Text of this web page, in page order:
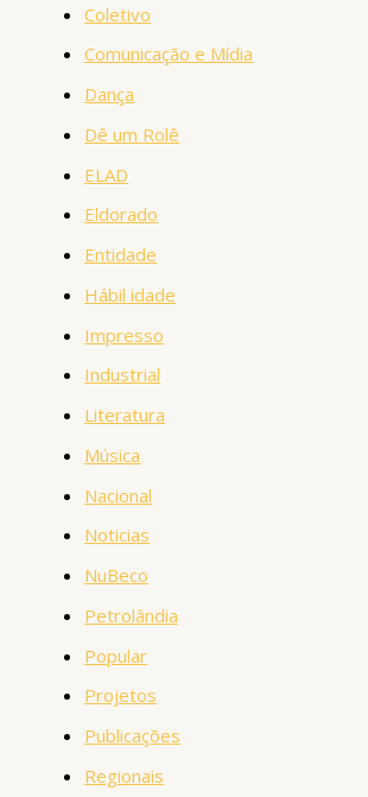
Coletivo
Comunicação e Mídia
Dança
Dê um Rolê
ELAD
Eldorado
Entidade
Hábil idade
Impresso
Industrial
Literatura
Música
Nacional
Noticias
NuBeco
Petrolândia
Popular
Projetos
Publicações
Regionais